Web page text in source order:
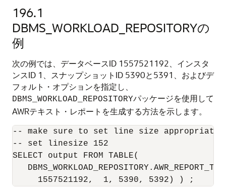
196.1
DBMS_WORKLOAD_REPOSITORYの
例
次の例では、データベースID 1557521192、インスタ
ンスID 1、スナップショットID 5390と5391、およびデ
フォルト・オプションを指定し、
DBMS_WORKLOAD_REPOSITORYパッケージを使用して
AWRテキスト・レポートを生成する方法を示します。
-- make sure to set line size
-- set linesize 152
SELECT output FROM TABLE(